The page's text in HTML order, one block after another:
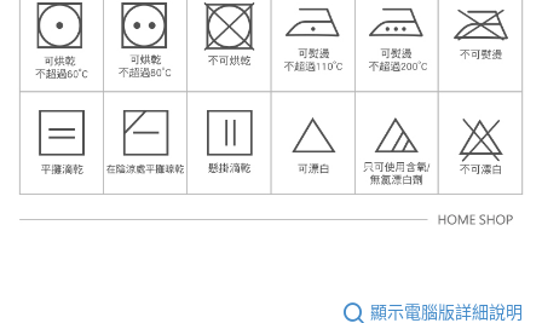
顯示電腦版詳細說明